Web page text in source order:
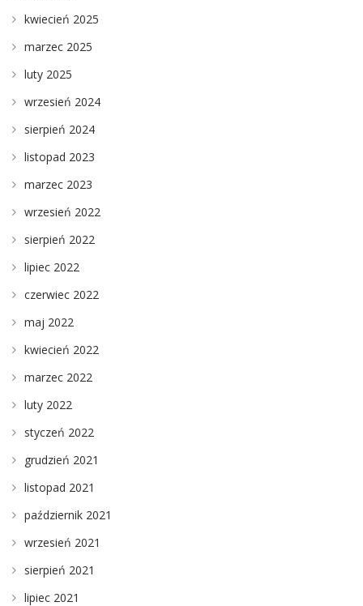
kwiecień 2025
marzec 2025
luty 2025
wrzesień 2024
sierpień 2024
listopad 2023
marzec 2023
wrzesień 2022
sierpień 2022
lipiec 2022
czerwiec 2022
maj 2022
kwiecień 2022
marzec 2022
luty 2022
styczeń 2022
grudzień 2021
listopad 2021
październik 2021
wrzesień 2021
sierpień 2021
lipiec 2021